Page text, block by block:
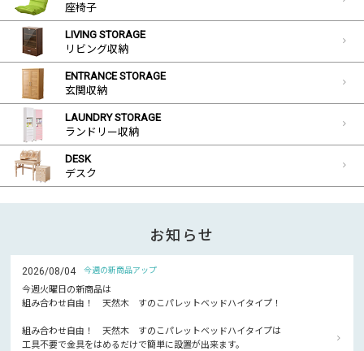
座椅子
LIVING STORAGE
リビング収納
ENTRANCE STORAGE
玄関収納
LAUNDRY STORAGE
ランドリー収納
DESK
デスク
お知らせ
2026/08/04 今週の新商品アップ
今週火曜日の新商品は
組み合わせ自由！ 天然木 すのこパレットベッドハイタイプ！
組み合わせ自由！ 天然木 すのこパレットベッドハイタイプは
工具不要で金具をはめるだけで簡単に設置が出来ます。